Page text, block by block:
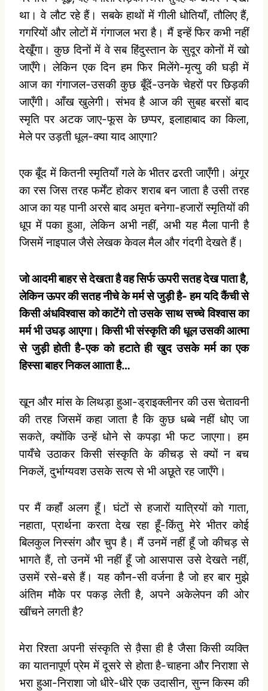
था। वे लौट रहे हैं। सबके हाथों में गीली धोतियाँ, तौलिए हैं,
गगरियों और लोटों में गंगाजल भरा है। मैं इन्‍हें फिर कभी नहीं
देखूँगा। कुछ दिनों में वे सब हिंदुस्‍तान के सुदूर कोनों में खो
जाएँगे। लेकिन एक दिन हम फिर मिलेंगे-मृत्‍यु की घड़ी में
आज का गंगाजल-उसकी कुछ बूँदें-उनके चेहरों पर छिड़की
जाएँगी। आँख खुलेगी। संभव है आज की सुबह बरसों बाद
स्‍मृति पर अटक जाए-फूस के छप्‍पर, इलाहाबाद का किला,
मेले पर उड़ती धूल-क्‍या याद आएगा?
एक बूँद में कितनी स्‍मृतियाँ गले के भीतर ढरती जाएँगी। अंगूर
का रस जिस तरह फर्मेंट होकर शराब बन जाता है उसी तरह
आज का यह पानी अरसे बाद अमृत बनेगा-हजारों स्‍मृतियों की
धूप में पका हुआ, लेकिन अभी नहीं, अभी यह मैला पानी है
जिसमें नाइपाल जैसे लेखक केवल मैल और गंदगी देखते हैं।
जो आदमी बाहर से देखता है वह सिर्फ ऊपरी सतह देख पाता है,
लेकिन ऊपर की सतह नीचे के मर्म से जुड़ी है- हम यदि कैंची से
किसी अंधविश्‍वास को काटेंगे तो उसके साथ सच्‍चे विश्‍वास का
मर्म भी उघड़ आएगा।किसी भी संस्‍कृति की धूल उसकी आत्‍मा
से जुड़ी होती है-एक को हटाते ही खुद उसके मर्म का एक
हिस्‍सा बाहर निकल आाता है…
खून और मांस के लिथड़ा हुआ-ड्राइक्‍लीनर की उस चेतावनी
की तरह जिसमें कहा जाता है कि कुछ धब्‍बे नहीं धोए जा
सकते, क्‍योंकि उन्‍हें धोने से कपड़ा भी फट जाएगा। हम
पायँचे उठाकर किसी संस्‍कृति के कीचड़ से क्‍यों न बच
निकलें, दुर्भाग्‍यवश उसके सत्‍य से भी अछूते रह जाएँगे।
पर मैं कहाँ अलग हूँ। घंटों से हजारों यात्रियों को गाता,
नहाता, प्रार्थना करता देख रहा हूँ-किंतु मेरे भीतर कोई
बिलकुल निस्‍संग और चुप है। मैं उनमें नहीं हूँ जो कीचड़ से
भागते हैं, तो उनमें भी नहीं हूँ जो आसपास उसे देखते नहीं,
उसमें रसे-बसे हैं। यह कौन-सी वर्जना है जो हर बार मुझे
अंतिम मौके पर पकड़ लेती है, अपने अकेलेपन की ओर
खींचने लगती है?
मेरा रिश्‍ता अपनी संस्‍कृति से व़ैसा ही है जैसा किसी व्‍यक्ति
का यातनापूर्ण प्रेम में दूसरे से होता है-चाहना और निराशा से
भरा हुआ-निराशा जो धीरे-धीरे एक उदासीन, सुन्‍न किस्‍म की